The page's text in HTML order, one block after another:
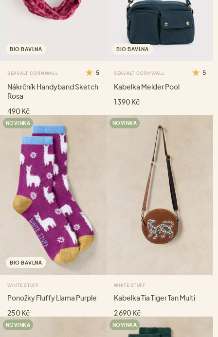
BIO BAVLNA
SEASALT CORNWALL 5
Nákrčník Handyband Sketch
Rosa
490 Kč
BIO BAVLNA
SEASALT CORNWALL 5
Kabelka Melder Pool
1 390 Kč
NOVINKA
BIO BAVLNA
WHITE STUFF
Ponožky Fluffy Llama Purple
250 Kč
NOVINKA
WHITE STUFF
Kabelka Tia Tiger Tan Multi
2 690 Kč
NOVINKA NOVINKA